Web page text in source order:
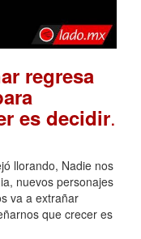
regresa
es decidir.
llorando, Nadie nos
nuevos personajes
va a extrañar
que crecer es